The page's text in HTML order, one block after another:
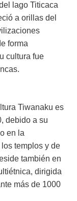
lago Titicaca
a orillas del
forma
cultura fue
Tiwanaku es
debido a su
en la
templos y de
también en
dirigida
más de 1000